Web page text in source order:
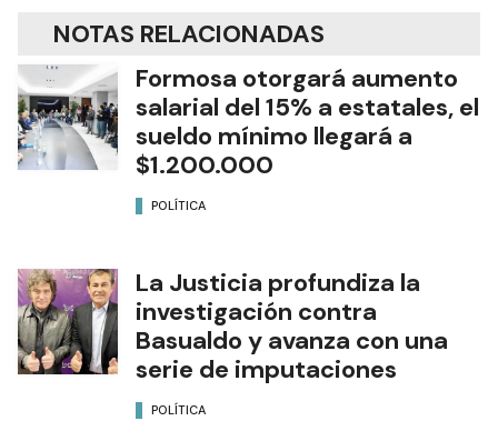
NOTAS RELACIONADAS
Formosa otorgará aumento
salarial del 15% a estatales, el
sueldo mínimo llegará a
$1.200.000
POLÍTICA
La Justicia profundiza la
investigación contra
Basualdo y avanza con una
serie de imputaciones
POLÍTICA